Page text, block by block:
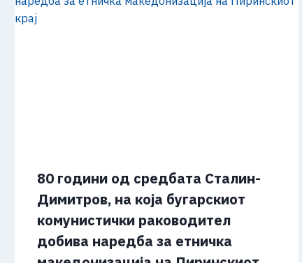
80 години од средбата Сталин-
Димитров, на која бугарскиот
комунистички раководител
добива наредба за етничка